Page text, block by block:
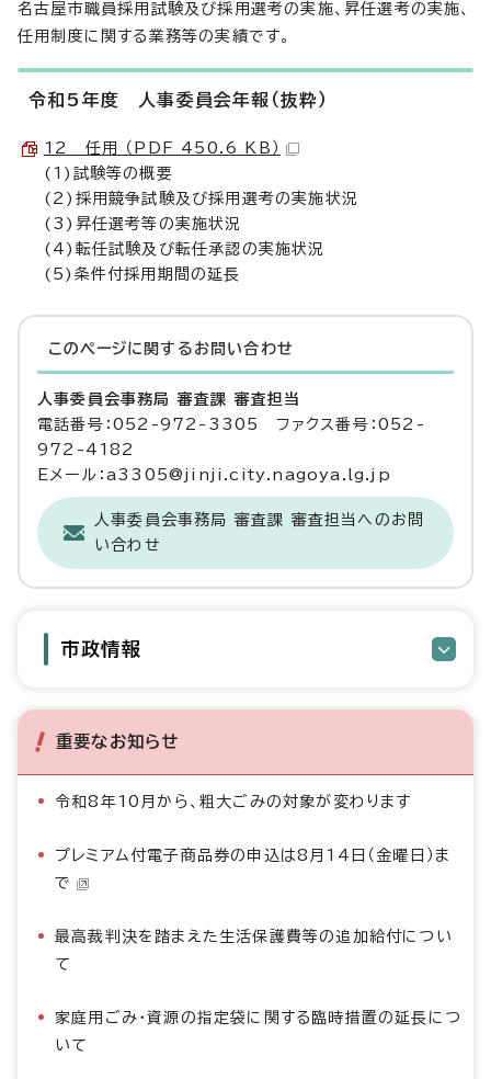
名古屋市職員採用試験及び採用選考の実施、昇任選考の実施、
任用制度に関する業務等の実績です。
令和5年度 人事委員会年報（抜粋）
12 任用 （PDF 450.6 KB）
(1)試験等の概要
(2)採用競争試験及び採用選考の実施状況
(3)昇任選考等の実施状況
(4)転任試験及び転任承認の実施状況
(5)条件付採用期間の延長
このページに関する お問い合わせ
人事委員会事務局 審査課 審査担当
電話番号：052-972-3305 ファクス番号：052-
972-4182
Eメール：a3305@jinji.city.nagoya.lg.jp
人事委員会事務局 審査課 審査担当へのお問
い合わせ
市政情報
重要なお知らせ
令和8年10月から、粗大ごみの対象が変わります
プレミアム付電子商品券の申込は8月14日（金曜日）ま
で
最高裁判決を踏まえた生活保護費等の追加給付につい
て
家庭用ごみ・資源の指定袋に関する臨時措置の延長につ
いて